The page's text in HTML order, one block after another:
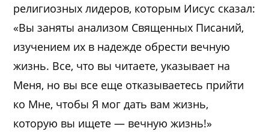
религиозных лидеров, которым Иисус сказал:
«Вы заняты анализом Священных Писаний,
изучением их в надежде обрести вечную
жизнь. Все, что вы читаете, указывает на
Меня, но вы все еще отказываетесь прийти
ко Мне, чтобы Я мог дать вам жизнь,
которую вы ищете — вечную жизнь!»